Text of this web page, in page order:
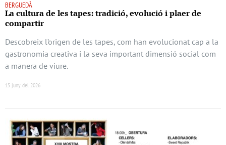
BERGUEDÀ
La cultura de les tapes: tradició, evolució i plaer de
compartir
Descobreix l’origen de les tapes, com han evolucionat cap a la
gastronomia creativa i la seva important dimensió social com
a manera de viure.
15 juny del 2026